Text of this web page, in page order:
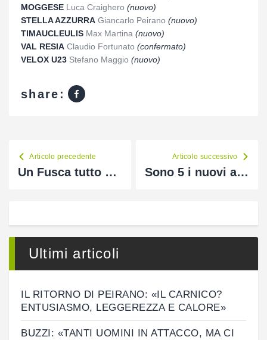
MOGGESE Luca Craighero (nuovo)
STELLA AZZURRA Giancarlo Peirano (nuovo)
TIMAUCLEULIS Max Martina (nuovo)
VAL RESIA Claudio Fortunato (confermato)
VELOX U23 Stefano Maggio (nuovo)
share:
Articolo precedente
Un Fusca tutto nuovo per il Carnico 2022
Articolo successivo
Sono 5 i nuovi allenatori in Seconda Categoria
Ultimi articoli
IL RITORNO DI PEIRANO: «IL CARNICO?
ENTUSIASMO, LEGGEREZZA E CALORE»
BUZZI: «TANTI UOMINI IN ATTACCO, MA CI